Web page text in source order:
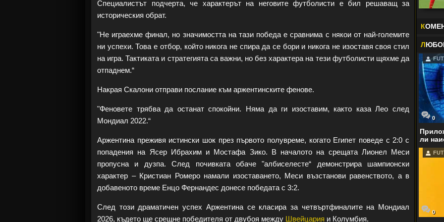
Специалистът подчерта, че характерът на неговите футболисти е бил решаващ за
историческия обрат.
"Не играехме финал, но значимостта на тази победа е сравнима с някои от най-големите
ни успехи. Това е отбор, който никога не спира да се бори и никога не изоставя своя стил
на игра. Тактиката и стратегията са важни, но без характера на тези футболисти щяхме да
отпаднем.“
Накрая Скалони отправи послание към аржентинските фенове.
"Феновете трябва да останат спокойни. Няма да ги изоставим, както каза Лео след
Мондиал 2022.“
Аржентина преживя истински шок през първото полувреме, когато Египет поведе с 2:0 с
попадения на Ясер Ибрахим и Мостафа Зико. В началото на срещата Лионел Меси
пропусна и дузпа. След почивката обаче "албиселесте“ демонстрира шампионски
характер – Кристиан Ромеро намали изоставането, Меси възстанови равенството, а в
добавеното време Енцо Фернандес донесе победата с 3:2.
След този драматичен успех Аржентина се класира за четвъртфиналите на Мондиал
2026, където ще срещне победителя от двубоя между Швейцария и Колумбия.
К
Л
0
ли
0